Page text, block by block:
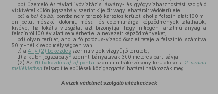
bb) üzemelő és távlati ivóvízbázis, ásvány- és gyógyvízhasznosítást szolgáló
vízkivétel külön jogszabály szerint kijelölt vagy lehatárolt védőterülete,
bc) aba) és bb) pontba nem tartozó karsztos terület, ahol a felszín alatt 100 m-
en belül mészkő, dolomit, mész- és dolomitmárga képződmények találhatók,
kivéve, ha lokális vizsgálat azt bizonyítja, hogy nitrogén tartalmú anyag a
felszínről 100 év alatt sem érheti el a nevezett képződményeket,
bd) olyan terület, ahol a fő porózus-vízadó összlet teteje a felszíntől számítva
50 m-nél kisebb mélységben van;
c) a 4. § (2) bekezdés szerinti vizek vízgyűjtő területe;
d) a külön jogszabály 2 szerinti bányatavak 300 méteres parti sávja.
(2) Az (1) bekezdésa)–c) pontja szerinti nitrátérzékeny területeket a 2. számú
mellékletben felsorolt települések közigazgatási határai határozzák meg.
A vizek védelmét szolgáló intézkedések